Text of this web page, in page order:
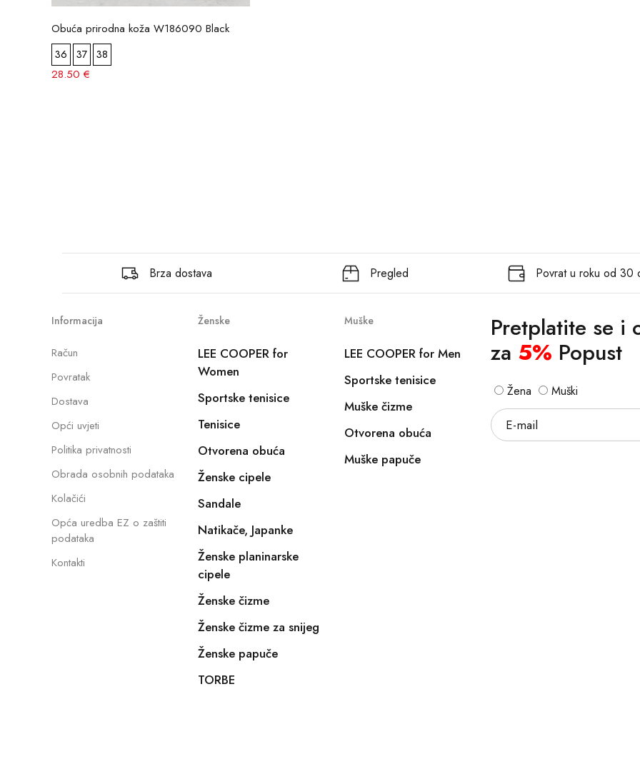
Obuća prirodna koža W186090 Black
36 37 38
28.50 €
Brza dostava Pregled Povrat u roku od 30
Informacija
Račun
Povratak
Dostava
Opći uvjeti
Politika privatnosti
Obrada osobnih podataka
Kolačići
Opća uredba EZ o zaštiti
podataka
Kontakti
Ženske
LEE COOPER for
Women
Sportske tenisice
Tenisice
Otvorena obuća
Ženske cipele
Sandale
Natikače, Japanke
Ženske planinarske
cipele
Ženske čizme
Ženske čizme za snijeg
Ženske papuče
TORBE
Muške
LEE COOPER for Men
Sportske tenisice
Muške čizme
Otvorena obuća
Muške papuče
Pretplatite se i
za 5% Popust
Žena Muški